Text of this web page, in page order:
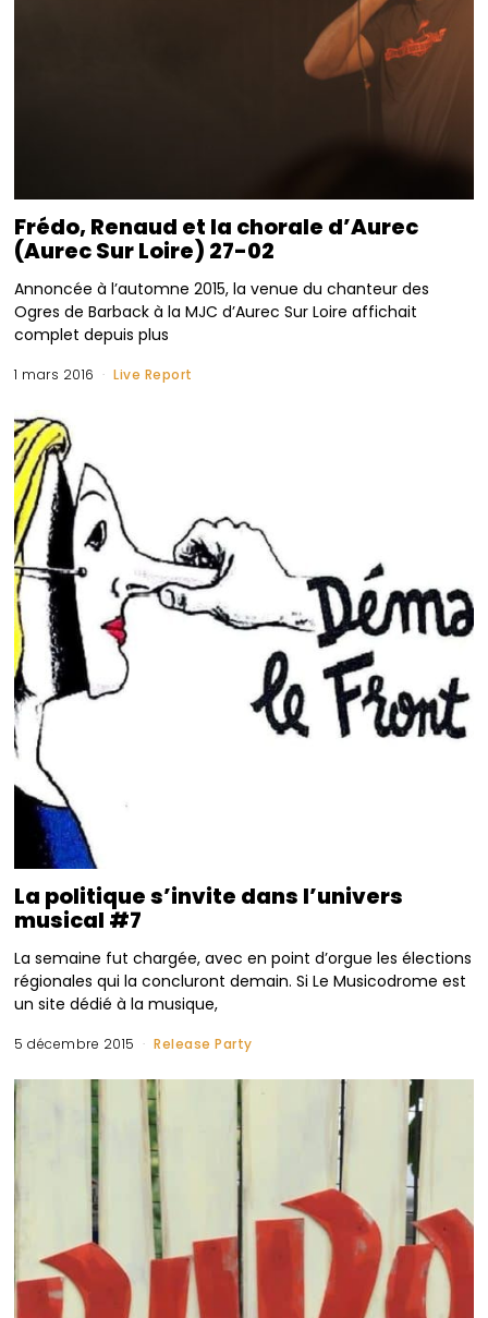
Frédo, Renaud et la chorale d’Aurec
(Aurec Sur Loire) 27-02
Annoncée à l’automne 2015, la venue du chanteur des
Ogres de Barback à la MJC d’Aurec Sur Loire affichait
complet depuis plus
1 mars 2016 Live Report
La politique s’invite dans l’univers
musical #7
La semaine fut chargée, avec en point d’orgue les élections
régionales qui la concluront demain. Si Le Musicodrome est
un site dédié à la musique,
5 décembre 2015 Release Party